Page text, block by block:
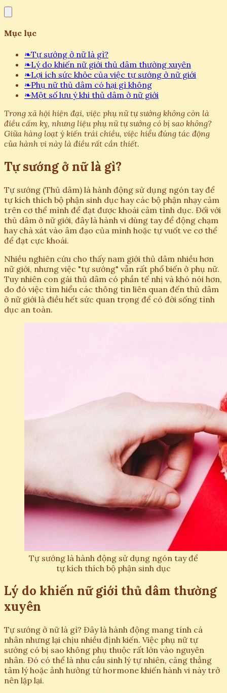
Mục lục
❧Tự sướng ở nữ là gì?
❧Lý do khiến nữ giới thủ dâm thường xuyên
❧Lợi ích sức khỏe của việc tự sướng ở nữ giới
❧Phụ nữ thủ dâm có hại gì không
❧Một số lưu ý khi thủ dâm ở nữ giới
Trong xã hội hiện đại, việc phụ nữ tự sướng không còn là
điều cấm kỵ, nhưng liệu phụ nữ tự sướng có bị sao không?
Giữa hàng loạt ý kiến trái chiều, việc hiểu đúng tác động
của hành vi này là điều rất cần thiết.
Tự sướng ở nữ là gì?
Tự sướng (Thủ dâm) là hành động sử dụng ngón tay để
tự kích thích bộ phận sinh dục hay các bộ phận nhạy cảm
trên cơ thể mình để đạt được khoái cảm tình dục. Đối với
thủ dâm ở nữ giới, đây là hành vi dùng tay để động chạm
hay chà xát vào âm đạo của mình hoặc tự vuốt ve cơ thể
để đạt cực khoái.
Nhiều nghiên cứu cho thấy nam giới thủ dâm nhiều hơn
nữ giới, nhưng việc "tự sướng" vẫn rất phổ biến ở phụ nữ.
Tuy nhiên con gái thủ dâm có phần tế nhị và khó nói hơn,
do đó việc tìm hiểu các thông tin liên quan đến thủ dâm
ở nữ giới là điều hết sức quan trọng để có đời sống tình
dục an toàn.
Tự sướng là hành động sử dụng ngón tay để
tự kích thích bộ phận sinh dục
Lý do khiến nữ giới thủ dâm thường
xuyên
Tự sướng ở nữ là gì? Đây là hành động mang tính cá
nhân nhưng lại chịu nhiều định kiến. Việc phụ nữ tự
sướng có bị sao không phụ thuộc rất lớn vào nguyên
nhân. Đó có thể là nhu cầu sinh lý tự nhiên, căng thẳng
tâm lý hoặc ảnh hưởng từ hormone khiến hành vi này trở
nên lặp lại.